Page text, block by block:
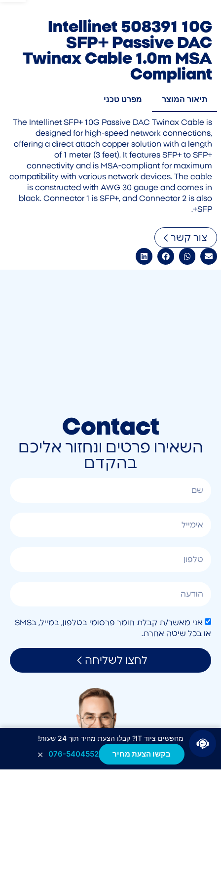
Intellinet 508391 10G
SFP+ Passive DAC
Twinax Cable 1.0m MSA
Compliant
תיאור המוצר מפרט טכני
The Intellinet SFP+ 10G Passive DAC Twinax Cable is
designed for high-speed network connections,
offering a direct attach copper solution with a length
of 1 meter (3 feet). It features SFP+ to SFP+
connectivity and is MSA-compliant for maximum
compatibility with various network devices. The cable
is constructed with AWG 30 gauge and comes in
black. Connector 1 is SFP+, and Connector 2 is also
SFP+.
צור קשר
Contact
השאירו פרטים ונחזור אליכם
בהקדם
אני מאשר/ת קבלת חומר פרסומי בטלפון, במייל, בSMS
או בכל שיטה אחרת.
לחצו לשליחה
מחפשים ציוד IT? קבלו הצעת מחיר תוך 24 שעות!
בקשו הצעת מחיר 076-5404552
×